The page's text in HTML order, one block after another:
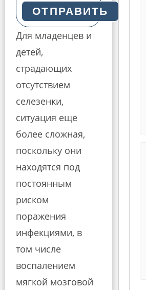
ОТПРАВИТЬ
Для младенцев и
детей,
страдающих
отсутствием
селезенки,
ситуация еще
более сложная,
поскольку они
находятся под
постоянным
риском
поражения
инфекциями, в
том числе
воспалением
мягкой мозговой